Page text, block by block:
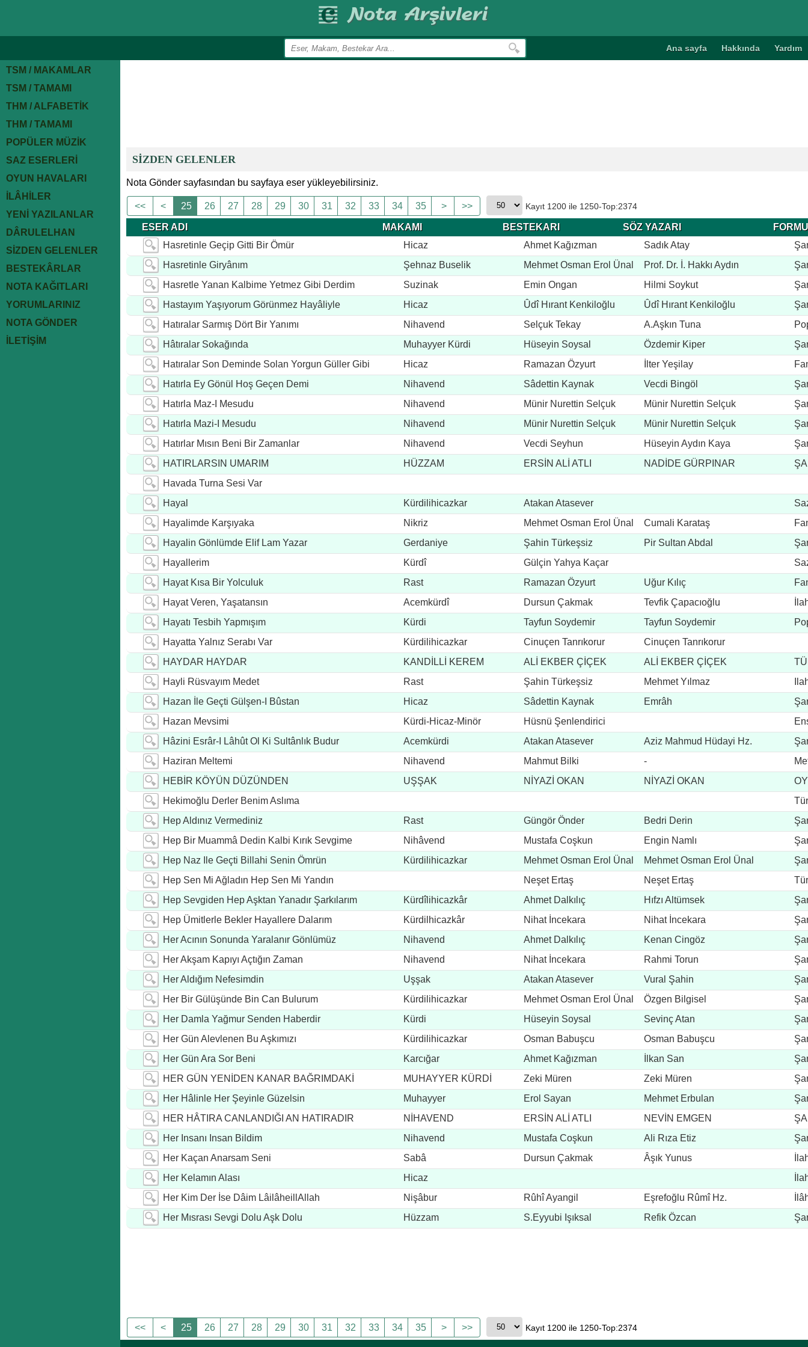
Ana sayfa Hakkında Yardım
TSM / MAKAMLAR
TSM / TAMAMI
THM / ALFABETİK
THM / TAMAMI
POPÜLER MÜZİK
SAZ ESERLERİ
OYUN HAVALARI
İLÂHİLER
YENİ YAZILANLAR
DÂRULELHAN
SİZDEN GELENLER
BESTEKÂRLAR
NOTA KAĞITLARI
YORUMLARINIZ
NOTA GÖNDER
İLETİŞİM
SİZDEN GELENLER
Nota Gönder sayfasından bu sayfaya eser yükleyebilirsiniz.
<< < 25 26 27 28 29 30 31 32 33 34 35 > >> Kayıt 1200 ile 1250-Top:2374
ESER ADI MAKAMI BESTEKARI SÖZ YAZARI
FORMU
Hasretinle Geçip Gitti Bir Ömür
Hicaz Ahmet Kağızman Sadık Atay
Hasretinle Giryânım
Şehnaz Buselik Mehmet Osman Erol Ünal Prof. Dr. İ. Hakkı Aydın
Hasretle Yanan Kalbime Yetmez Gibi Derdim
Suzinak Emin Ongan Hilmi Soykut
Hastayım Yaşıyorum Görünmez Hayâliyle
Hicaz Ûdî Hırant Kenkiloğlu Ûdî Hırant Kenkiloğlu
Hatıralar Sarmış Dört Bir Yanımı
Nihavend Selçuk Tekay A.Aşkın Tuna
Hâtıralar Sokağında
Muhayyer Kürdi Hüseyin Soysal Özdemir Kiper
Hatıralar Son Deminde Solan Yorgun Güller Gibi
Hicaz Ramazan Özyurt İlter Yeşilay
Hatırla Ey Gönül Hoş Geçen Demi
Nihavend Sâdettin Kaynak Vecdi Bingöl
Hatırla Maz-I Mesudu
Nihavend Münir Nurettin Selçuk Münir Nurettin Selçuk
Hatırla Mazi-I Mesudu
Nihavend Münir Nurettin Selçuk Münir Nurettin Selçuk
Hatırlar Mısın Beni Bir Zamanlar
Nihavend Vecdi Seyhun Hüseyin Aydın Kaya
HATIRLARSIN UMARIM
HÜZZAM ERSİN ALİ ATLI NADİDE GÜRPINAR
Havada Turna Sesi Var
Hayal
Kürdilihicazkar Atakan Atasever
Hayalimde Karşıyaka
Nikriz Mehmet Osman Erol Ünal Cumali Karataş
Hayalin Gönlümde Elif Lam Yazar
Gerdaniye Şahin Türkeşsiz Pir Sultan Abdal
Hayallerim
Kürdî Gülçin Yahya Kaçar
Hayat Kısa Bir Yolculuk
Rast Ramazan Özyurt Uğur Kılıç
Hayat Veren, Yaşatansın
Acemkürdî Dursun Çakmak Tevfik Çapacıoğlu
Hayatı Tesbih Yapmışım
Kürdi Tayfun Soydemir Tayfun Soydemir
Hayatta Yalnız Serabı Var
Kürdilihicazkar Cinuçen Tanrıkorur
Cinuçen Tanrıkorur
HAYDAR HAYDAR
KANDİLLİ KEREM ALİ EKBER ÇİÇEK ALİ EKBER ÇİÇEK
Hayli Rüsvayım Medet
Rast Şahin Türkeşsiz Mehmet Yılmaz
Hazan İle Geçti Gülşen-I Bûstan
Hicaz Sâdettin Kaynak Emrâh
Hazan Mevsimi
Kürdi-Hicaz-Minör Hüsnü Şenlendirici
Hâzini Esrâr-I Lâhût Ol Ki Sultânlık Budur
Acemkürdi Atakan Atasever Aziz Mahmud Hüdayi Hz.
Haziran Meltemi
Nihavend Mahmut Bilki -
HEBİR KÖYÜN DÜZÜNDEN
UŞŞAK NİYAZİ OKAN NİYAZİ OKAN
Hekimoğlu Derler Benim Aslıma
Hep Aldınız Vermediniz
Rast Güngör Önder Bedri Derin
Hep Bir Muammâ Dedin Kalbi Kırık Sevgime
Nihâvend Mustafa Coşkun Engin Namlı
Hep Naz Ile Geçti Billahi Senin Ömrün
Kürdilihicazkar Mehmet Osman Erol Ünal Mehmet Osman Erol Ünal
Hep Sen Mi Ağladın Hep Sen Mi Yandın
Neşet Ertaş Neşet Ertaş
Hep Sevgiden Hep Aşktan Yanadır Şarkılarım
Kürdîlihicazkâr Ahmet Dalkılıç Hıfzı Altümsek
Hep Ümitlerle Bekler Hayallere Dalarım
Kürdilhicazkâr Nihat İncekara Nihat İncekara
Her Acının Sonunda Yaralanır Gönlümüz
Nihavend Ahmet Dalkılıç Kenan Cingöz
Her Akşam Kapıyı Açtığın Zaman
Nihavend Nihat İncekara Rahmi Torun
Her Aldığım Nefesimdin
Uşşak Atakan Atasever Vural Şahin
Her Bir Gülüşünde Bin Can Bulurum
Kürdilihicazkar Mehmet Osman Erol Ünal Özgen Bilgisel
Her Damla Yağmur Senden Haberdir
Kürdi Hüseyin Soysal Sevinç Atan
Her Gün Alevlenen Bu Aşkımızı
Kürdilihicazkar Osman Babuşcu Osman Babuşcu
Her Gün Ara Sor Beni
Karcığar Ahmet Kağızman İlkan San
HER GÜN YENİDEN KANAR BAĞRIMDAKİ
YARALAR
MUHAYYER KÜRDİ Zeki Müren Zeki Müren
Her Hâlinle Her Şeyinle Güzelsin
Muhayyer Erol Sayan Mehmet Erbulan
HER HÂTIRA CANLANDIĞI AN HATIRADIR
NİHAVEND ERSİN ALİ ATLI NEVİN EMGEN
Her Insanı Insan Bildim
Nihavend Mustafa Coşkun Ali Rıza Etiz
Her Kaçan Anarsam Seni
Sabâ Dursun Çakmak Âşık Yunus
Her Kelamın Alası
Hicaz
Her Kim Der İse Dâim LâilâheillAllah
Nişâbur Rûhî Ayangil Eşrefoğlu Rûmî Hz.
Her Mısrası Sevgi Dolu Aşk Dolu
Hüzzam S.Eyyubi Işıksal Refik Özcan
<< < 25 26 27 28 29 30 31 32 33 34 35 > >> Kayıt 1200 ile 1250-Top:2374